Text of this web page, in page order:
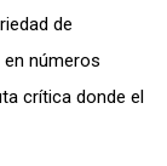
de
números
crítica donde el